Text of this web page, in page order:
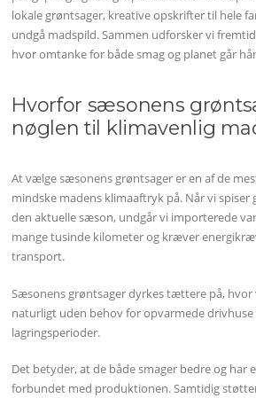
lokale grøntsager, kreative opskrifter til hele
undgå madspild. Sammen udforsker vi
hvor omtanke for både smag og planet går
Hvorfor sæsonens
nøglen til klimavenlig
At vælge sæsonens grøntsager er en af de
mindske madens klimaaftryk på. Når vi spiser
den aktuelle sæson, undgår vi importerede
mange tusinde kilometer og kræver
transport.
Sæsonens grøntsager dyrkes tættere på, hvor
naturligt uden behov for opvarmede drivhuse
lagringsperioder.
Det betyder, at de både smager bedre og har
forbundet med produktionen. Samtidig